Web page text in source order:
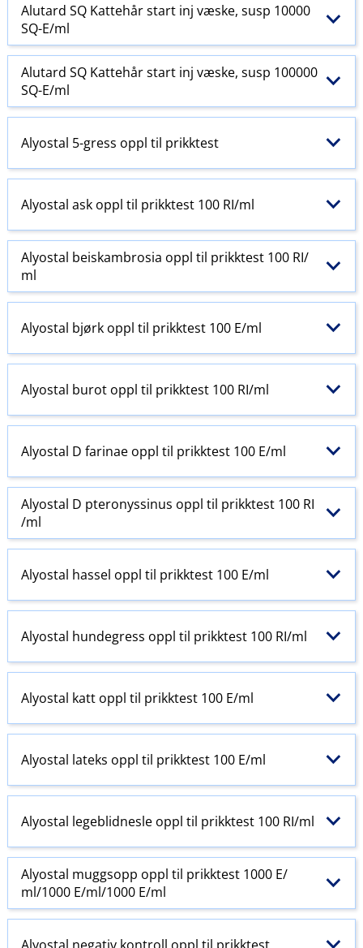
Alutard SQ Kattehår start inj væske, susp 10000
SQ-E​/​ml
Alutard SQ Kattehår start inj væske, susp 100000
SQ-E​/​ml
Alyostal 5-gress oppl til prikktest
Alyostal ask oppl til prikktest 100 RI​/​ml
Alyostal beiskambrosia oppl til prikktest 100 RI​/​
ml
Alyostal bjørk oppl til prikktest 100 E​/​ml
Alyostal burot oppl til prikktest 100 RI​/​ml
Alyostal D farinae oppl til prikktest 100 E​/​ml
Alyostal D pteronyssinus oppl til prikktest 100 RI​
/​ml
Alyostal hassel oppl til prikktest 100 E​/​ml
Alyostal hundegress oppl til prikktest 100 RI​/​ml
Alyostal katt oppl til prikktest 100 E​/​ml
Alyostal lateks oppl til prikktest 100 E​/​ml
Alyostal legeblidnesle oppl til prikktest 100 RI​/​ml
Alyostal muggsopp oppl til prikktest 1000 E​/​
ml/1000 E​/​ml/1000 E​/​ml